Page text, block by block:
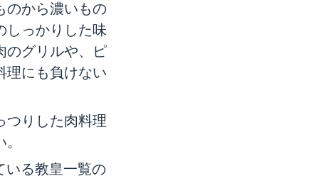
のから濃いもの
しっかりした味
のグリルや、ピ
理にも負けない
りした肉料理
いる教皇一覧の